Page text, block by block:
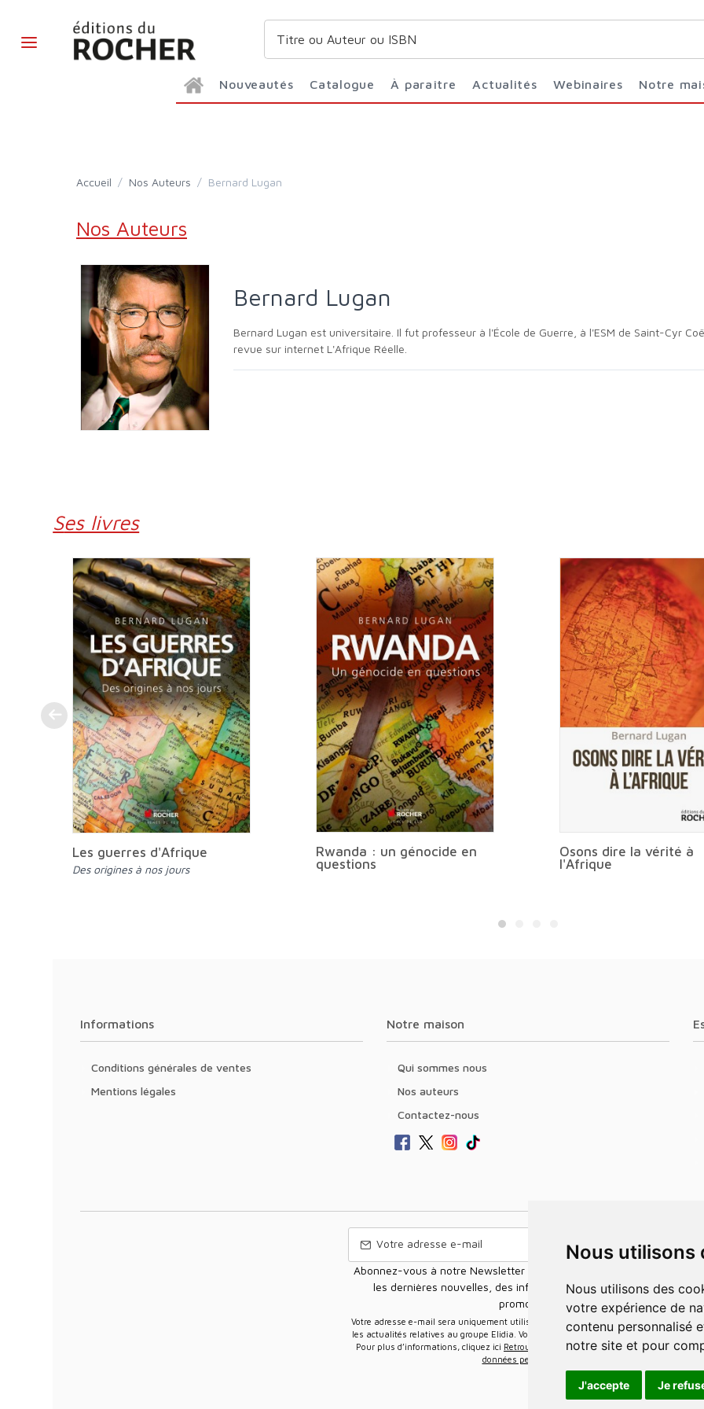
Nous
Nous utilisons des cookies et d'autres technologies de suivi pour améliorer
votre expérience de
contenu personnalisé
notre site et pour
J'accepte Je
Nouveautés Catalogue À paraître Actualités Webinaires Notre
Accueil / Nos Auteurs / Bernard Lugan
Nos Auteurs
Bernard Lugan
Bernard Lugan est universitaire. Il fut professeur à l'École de Guerre, à l'ESM de Saint-Cyr Coëtquidan, conférencier à l'IHEDN et au CHEM. Il dirige la
revue sur internet L'Afrique Réelle.
Ses livres
Les guerres d'Afrique
Des origines à nos jours
Rwanda : un génocide en
questions
Osons dire la vérité à
l'Afrique
Informations
Conditions générales de ventes
Mentions légales
Notre maison
Qui sommes nous
Nos auteurs
Contactez-nous
Abonnez-vous à notre Newsletter pour recevoir nos nouvelles offres,
les dernières nouvelles, des informations sur les ventes et les
promotions.
Votre adresse e-mail sera uniquement utilisée pour vous envoyer des informations sur
les actualités relatives au groupe Elidia. Vous pouvez vous désinscrire à tout moment.
Pour plus d’informations, cliquez ici Retrouvez ici notre politique de protection de vos
données personnelles